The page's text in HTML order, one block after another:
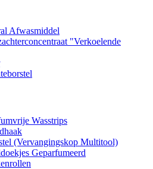
Afwasmiddel
"Verkoelende
Wasstrips
(Vervangingskop Multitool)
Geparfumeerd